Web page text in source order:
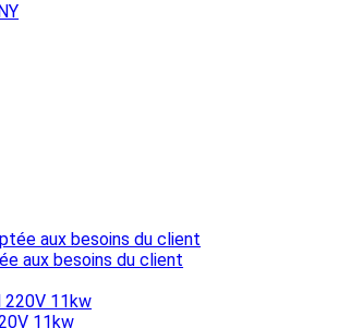
aux besoins du client
11kw